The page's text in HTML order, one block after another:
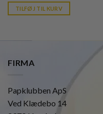
is:
kr. 39,95.
TILFØJ TIL KURV
FIRMA
Papklubben ApS
Ved Klædebo 14